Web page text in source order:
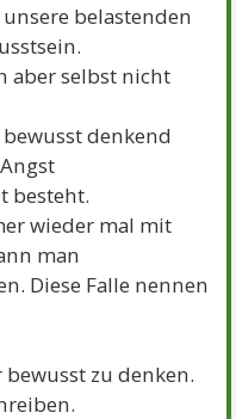
belastenden
aber selbst nicht
denkend
besteht.
wieder mal mit
man
Diese Falle nennen
zu denken.